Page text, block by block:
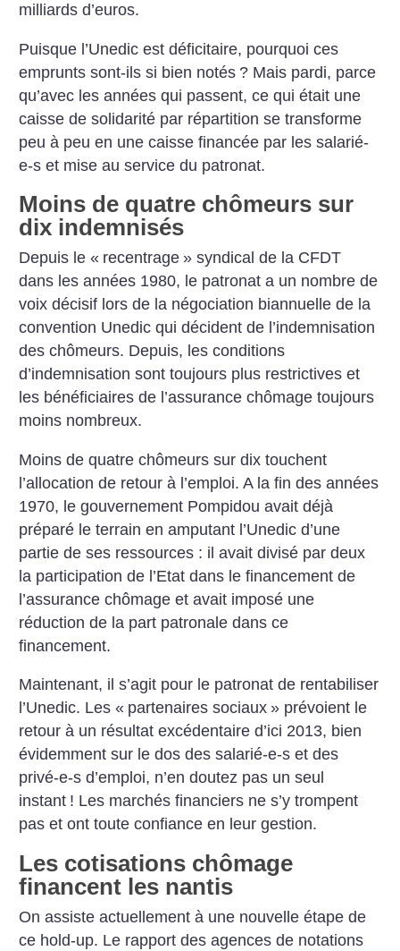
milliards d’euros.
Puisque l’Unedic est déficitaire, pourquoi ces
emprunts sont-ils si bien notés ? Mais pardi, parce
qu’avec les années qui passent, ce qui était une
caisse de solidarité par répartition se transforme
peu à peu en une caisse financée par les salarié-
e-s et mise au service du patronat.
Moins de quatre chômeurs sur
dix indemnisés
Depuis le « recentrage » syndical de la CFDT
dans les années 1980, le patronat a un nombre de
voix décisif lors de la négociation biannuelle de la
convention Unedic qui décident de l’indemnisation
des chômeurs. Depuis, les conditions
d’indemnisation sont toujours plus restrictives et
les bénéficiaires de l’assurance chômage toujours
moins nombreux.
Moins de quatre chômeurs sur dix touchent
l’allocation de retour à l’emploi. A la fin des années
1970, le gouvernement Pompidou avait déjà
préparé le terrain en amputant l’Unedic d’une
partie de ses ressources : il avait divisé par deux
la participation de l’Etat dans le financement de
l’assurance chômage et avait imposé une
réduction de la part patronale dans ce
financement.
Maintenant, il s’agit pour le patronat de rentabiliser
l’Unedic. Les « partenaires sociaux » prévoient le
retour à un résultat excédentaire d’ici 2013, bien
évidemment sur le dos des salarié-e-s et des
privé-e-s d’emploi, n’en doutez pas un seul
instant ! Les marchés financiers ne s’y trompent
pas et ont toute confiance en leur gestion.
Les cotisations chômage
financent les nantis
On assiste actuellement à une nouvelle étape de
ce hold-up. Le rapport des agences de notations